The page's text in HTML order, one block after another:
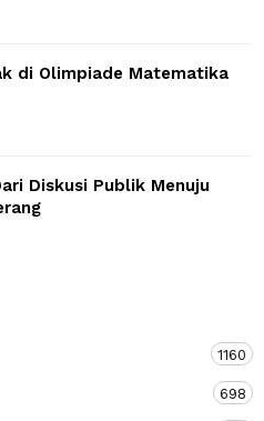
di Olimpiade Matematika
Diskusi Publik Menuju
1160
698